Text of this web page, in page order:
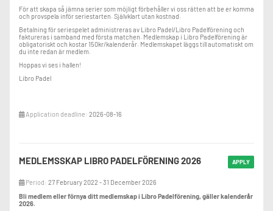
För att skapa så jämna serier som möjligt förbehåller vi oss rätten att be er komma
och provspela inför seriestarten. Självklart utan kostnad.
Betalning för seriespelet administreras av Libro Padel/Libro Padelförening och
faktureras i samband med första matchen. Medlemskap i Libro Padelförening är
obligatoriskt och kostar 150kr/kalenderår. Medlemskapet läggs till automatiskt om
du inte redan är medlem.
Hoppas vi ses i hallen!
Libro Padel
Application deadline: 2026-08-16
APPLY
MEDLEMSSKAP LIBRO PADELFÖRENING 2026
Period: 27 February 2022 - 31 December 2026
Bli medlem eller förnya ditt medlemskap i Libro Padelförening, gäller kalenderår
2026.